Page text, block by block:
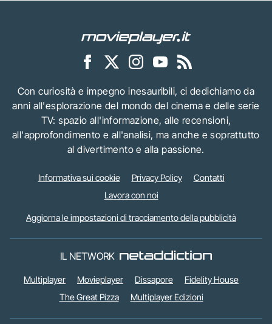
Con curiosità e impegno inesauribili, ci dedichiamo da
anni all'esplorazione del mondo del cinema e delle serie
TV: spazio all'informazione, alle recensioni,
all'approfondimento e all'analisi, ma anche e soprattutto
al divertimento e alla passione.
Informativa sui cookie Privacy Policy
Contatti
Lavora con noi
Aggiorna le impostazioni di tracciamento della pubblicità
IL NETWORK
Multiplayer Movieplayer Dissapore
Fidelity House
The Great Pizza
Multiplayer Edizioni